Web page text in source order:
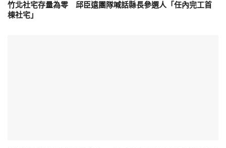
竹北社宅存量為零 邱臣遠團隊喊話縣長參選人「任內完工首
棟社宅」